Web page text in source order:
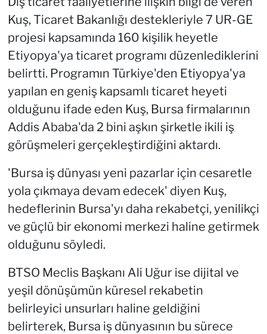
Kuş, Ticaret Bakanlığı destekleriyle 7 UR-GE
projesi kapsamında 160 kişilik heyetle
Etiyopya'ya ticaret programı düzenlediklerini
belirtti. Programın Türkiye'den Etiyopya'ya
yapılan en geniş kapsamlı ticaret heyeti
olduğunu ifade eden Kuş, Bursa firmalarının
Addis Ababa'da 2 bini aşkın şirketle ikili iş
görüşmeleri gerçekleştirdiğini aktardı.
'Bursa iş dünyası yeni pazarlar için cesaretle
yola çıkmaya devam edecek' diyen Kuş,
hedeflerinin Bursa'yı daha rekabetçi, yenilikçi
ve güçlü bir ekonomi merkezi haline getirmek
olduğunu söyledi.
BTSO Meclis Başkanı Ali Uğur ise dijital ve
yeşil dönüşümün küresel rekabetin
belirleyici unsurları haline geldiğini
belirterek, Bursa iş dünyasının bu sürece